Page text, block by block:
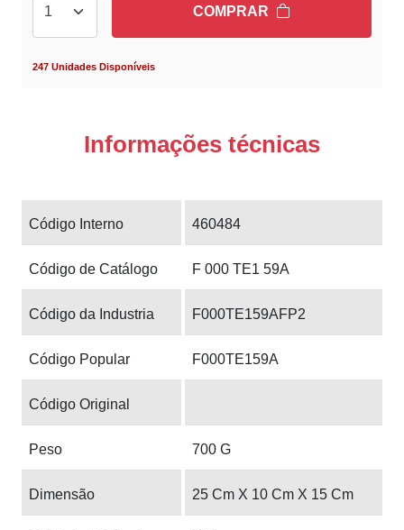
COMPRAR
247 Unidades Disponíveis
Informações técnicas
Código Interno 460484
Código de Catálogo F 000 TE1 59A
Código da Industria F000TE159AFP2
Código Popular F000TE159A
Código Original
Peso 700 G
Dimensão 25 Cm X 10 Cm X 15 Cm